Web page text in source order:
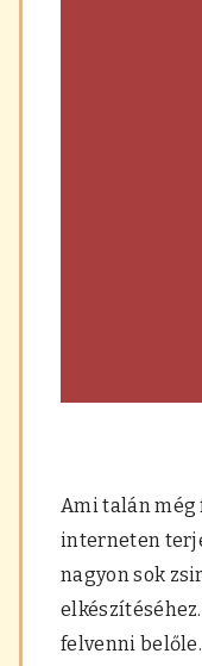
Ami talán még
interneten
nagyon sok
felvenni belőle.